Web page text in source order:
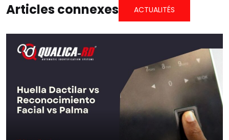
Articles connexes ACTUALITÉS